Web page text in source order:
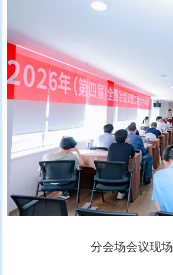
分会场会议现场